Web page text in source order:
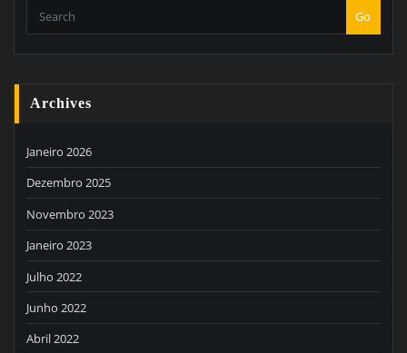
Go
Archives
Janeiro 2026
Dezembro 2025
Novembro 2023
Janeiro 2023
Julho 2022
Junho 2022
Abril 2022